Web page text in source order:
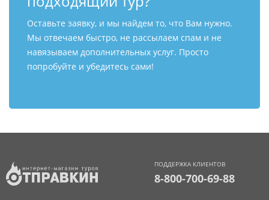
Оставьте заявку, и мы найдем то, что Вам нужно.
Мы отвечаем быстро, не рассылаем спам и не
навязываем дополнительных услуг. Просто
попробуйте и убедитесь сами!
ПОДДЕРЖКА КЛИЕНТОВ
8-800-700-69-88